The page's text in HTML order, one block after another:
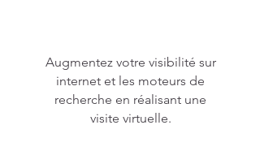
Augmentez votre visibilité sur
internet et les moteurs de
recherche en réalisant une
visite virtuelle.